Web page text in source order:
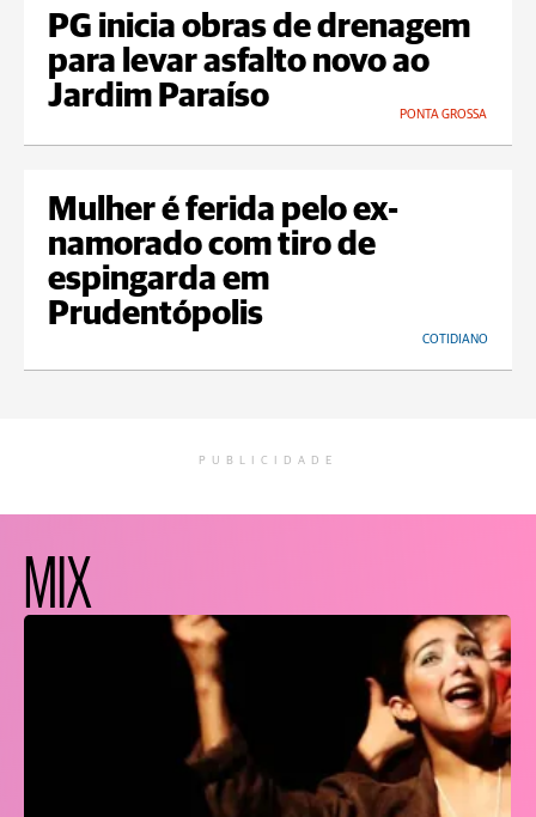
PG inicia obras de drenagem
para levar asfalto novo ao
Jardim Paraíso
PONTA GROSSA
Mulher é ferida pelo ex-
namorado com tiro de
espingarda em
Prudentópolis
COTIDIANO
PUBLICIDADE
MIX